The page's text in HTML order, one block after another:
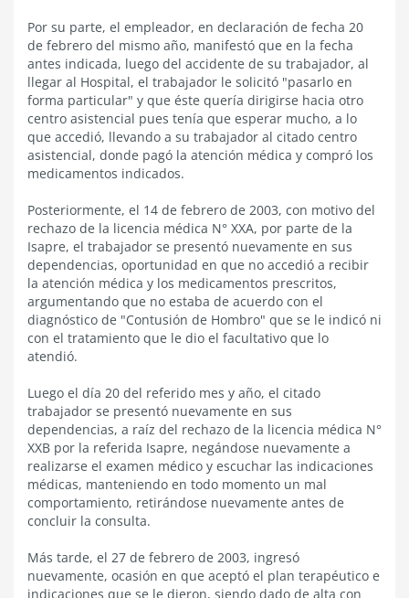
Por su parte, el empleador, en declaración de fecha 20
de febrero del mismo año, manifestó que en la fecha
antes indicada, luego del accidente de su trabajador, al
llegar al Hospital, el trabajador le solicitó "pasarlo en
forma particular" y que éste quería dirigirse hacia otro
centro asistencial pues tenía que esperar mucho, a lo
que accedió, llevando a su trabajador al citado centro
asistencial, donde pagó la atención médica y compró los
medicamentos indicados.
Posteriormente, el 14 de febrero de 2003, con motivo del
rechazo de la licencia médica N° XXA, por parte de la
Isapre, el trabajador se presentó nuevamente en sus
dependencias, oportunidad en que no accedió a recibir
la atención médica y los medicamentos prescritos,
argumentando que no estaba de acuerdo con el
diagnóstico de "Contusión de Hombro" que se le indicó ni
con el tratamiento que le dio el facultativo que lo
atendió.
Luego el día 20 del referido mes y año, el citado
trabajador se presentó nuevamente en sus
dependencias, a raíz del rechazo de la licencia médica N°
XXB por la referida Isapre, negándose nuevamente a
realizarse el examen médico y escuchar las indicaciones
médicas, manteniendo en todo momento un mal
comportamiento, retirándose nuevamente antes de
concluir la consulta.
Más tarde, el 27 de febrero de 2003, ingresó
nuevamente, ocasión en que aceptó el plan terapéutico e
indicaciones que se le dieron, siendo dado de alta con